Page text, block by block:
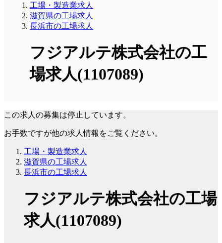
工場・製造業求人
滋賀県の工場求人
長浜市の工場求人
フジアルテ株式会社の工
場求人(1107089)
この求人の募集は停止しています。
お手数ですが他の求人情報をご覧ください。
工場・製造業求人
滋賀県の工場求人
長浜市の工場求人
フジアルテ株式会社の工場
求人(1107089)